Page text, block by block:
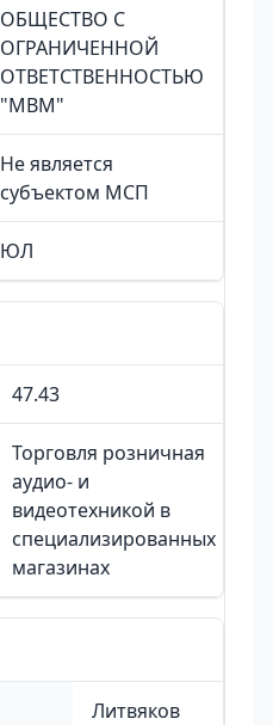
ОБЩЕСТВО С
ОГРАНИЧЕННОЙ
ОТВЕТСТВЕННОСТЬЮ
"МВМ"
Не является
субъектом МСП
ЮЛ
47.43
Торговля розничная
аудио- и
видеотехникой в
специализированных
магазинах
Литвяков